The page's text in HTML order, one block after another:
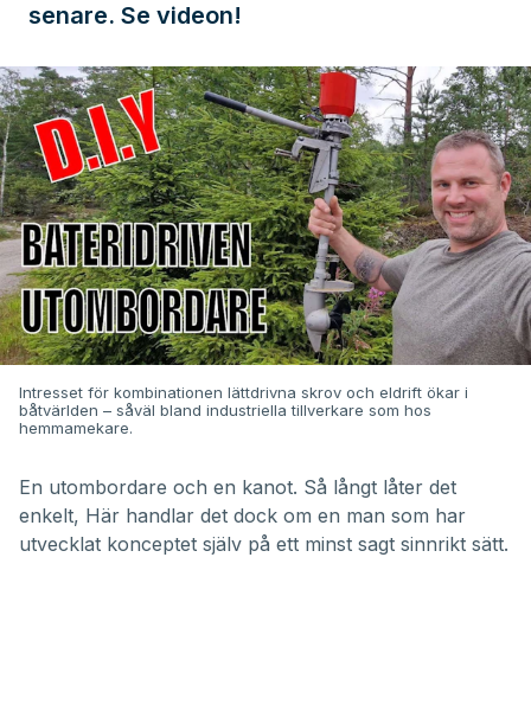
senare. Se videon!
Intresset för kombinationen lättdrivna skrov och eldrift ökar i
båtvärlden – såväl bland industriella tillverkare som hos
hemmamekare.
En utombordare och en kanot. Så långt låter det
enkelt, Här handlar det dock om en man som har
utvecklat konceptet själv på ett minst sagt sinnrikt sätt.